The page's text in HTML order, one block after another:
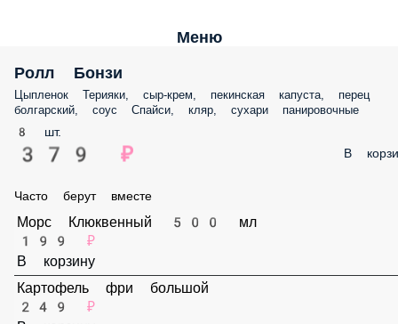
Меню
Ролл Бонзи
Цыпленок Терияки, сыр-крем, пекинская капуста, перец болгарский,
соус Спайси, кляр, сухари панировочные
8 шт.
379 ₽ В
Часто берут вместе
Морс Клюквенный 500 мл
199 ₽
В корзину
Картофель фри большой